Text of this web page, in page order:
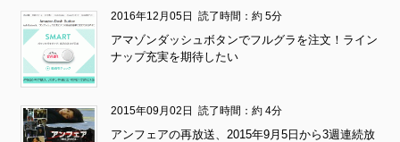
2016年12月05日 読了時間：約 5分
アマゾンダッシュボタンでフルグラを注文！ライン
ナップ充実を期待したい
2015年09月02日 読了時間：約 4分
アンフェアの再放送、2015年9月5日から3週連続放